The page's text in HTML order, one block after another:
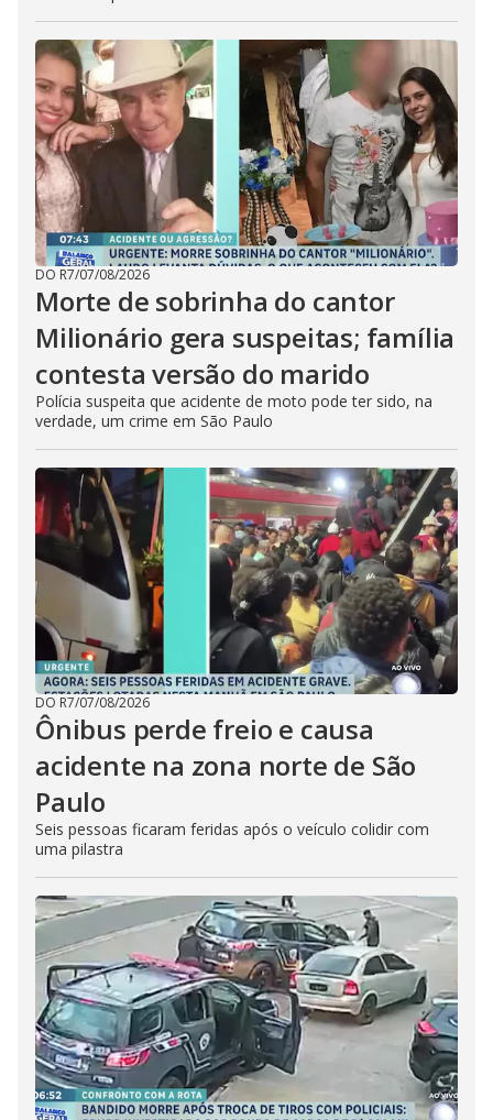
DO R7/07/08/2026
Morte de sobrinha do cantor
Milionário gera suspeitas; família
contesta versão do marido
Polícia suspeita que acidente de moto pode ter sido, na
verdade, um crime em São Paulo
DO R7/07/08/2026
Ônibus perde freio e causa
acidente na zona norte de São
Paulo
Seis pessoas ficaram feridas após o veículo colidir com
uma pilastra